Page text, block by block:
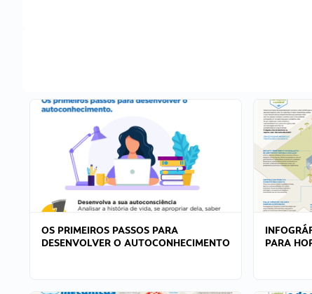
OS PRIMEIROS PASSOS PARA
DESENVOLVER O AUTOCONHECIMENTO
PARA